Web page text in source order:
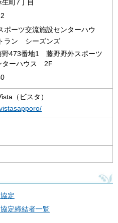
町7丁目
ポーツ交流施設センターハウ
ン シーズンズ
野473番地1 藤野野外スポーツ
ターハウス 2F
（ビスタ）
定
定締結者一覧